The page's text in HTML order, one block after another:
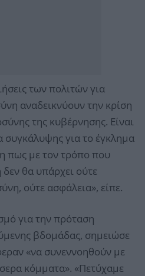
των πολιτών για
αναδεικνύουν την κρίση
της κυβέρνησης. Είναι
για το έγκλημα
πως με τον τρόπο που
θα υπάρχει ούτε
ούτε ασφάλεια», είπε.
για την πρόταση
βδομάδας, σημειώσε
«να συνεννοηθούν με
κόμματα». «Πετύχαμε